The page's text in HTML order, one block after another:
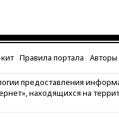
Правила портала Авторы
предоставления
находящихся на